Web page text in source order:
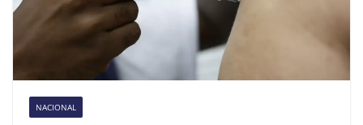
NACIONAL